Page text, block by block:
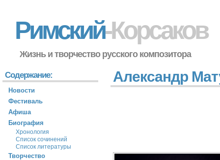
Римский-Корсаков
Жизнь и творчество русского композитора
Александр
Содержание:
Новости
Фестиваль
Афиша
Биография
Хронология
Список сочинений
Список литературы
Творчество